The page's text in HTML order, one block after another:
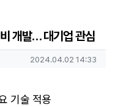
개발… 대기업 관심
작성일
2024.04.02 14:33
기술 적용